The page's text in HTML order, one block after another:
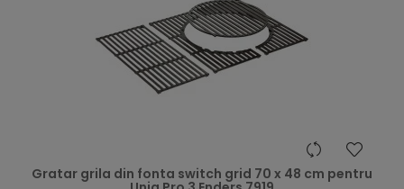
Gratar grila din fonta switch grid 70 x 48 cm pentru